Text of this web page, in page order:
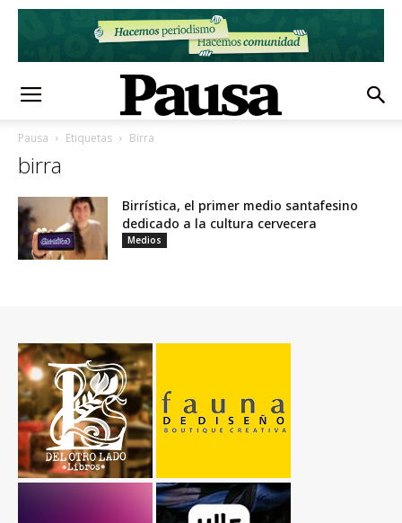
Pausa Etiquetas Birra
birra
Birrística, el primer medio santafesino
dedicado a la cultura cervecera
Medios